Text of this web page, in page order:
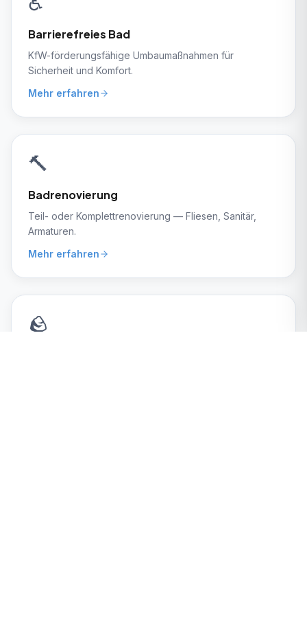
Barrierefreies Bad
KfW-förderungsfähige Umbaumaßnahmen für
Sicherheit und Komfort.
Mehr erfahren
🔨
Badrenovierung
Teil- oder Komplettrenovierung — Fliesen, Sanitär,
Armaturen.
Mehr erfahren
🪨